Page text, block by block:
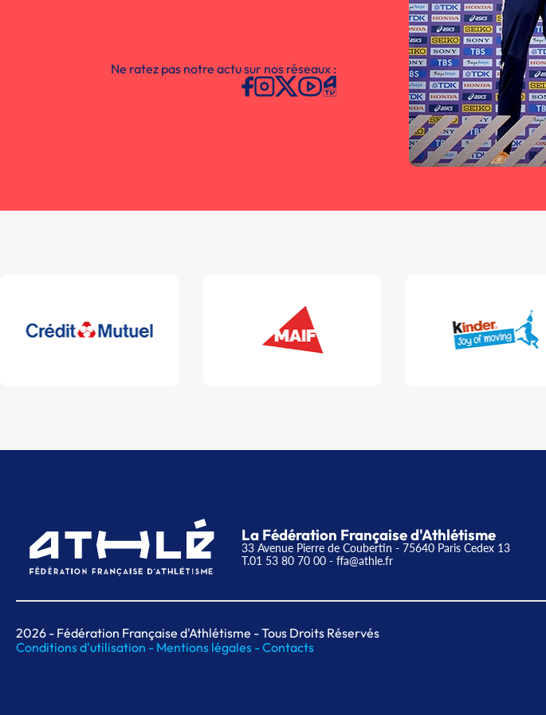
Ne ratez pas notre actu sur nos réseaux :
La Fédération Française d'Athlétisme
33 Avenue Pierre de Coubertin - 75640 Paris Cedex 13
T.01 53 80 70 00 - ffa@athle.fr
2026 - Fédération Française d'Athlétisme - Tous Droits Réservés
Conditions d'utilisation - Mentions légales -Contacts